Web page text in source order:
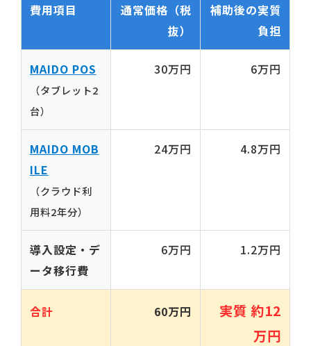
費用項目
通常価格（税
抜）
補助後の実質
負担
MAIDO POS
（タブレット2
台）
30万円 6万円
MAIDO MOB
ILE
（クラウド利
用料2年分）
24万円 4.8万円
導入設定・デ
ータ移行費
6万円 1.2万円
合計 60万円
実質 約12
万円